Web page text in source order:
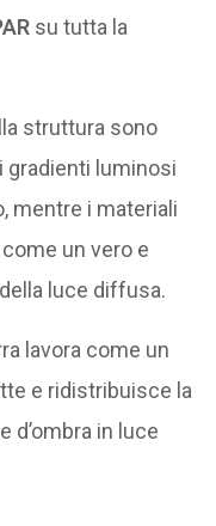
su tutta la
struttura sono
luminosi
mentre i materiali
un vero e
luce diffusa.
lavora come un
e ridistribuisce la
d’ombra in luce